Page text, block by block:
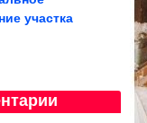
участка